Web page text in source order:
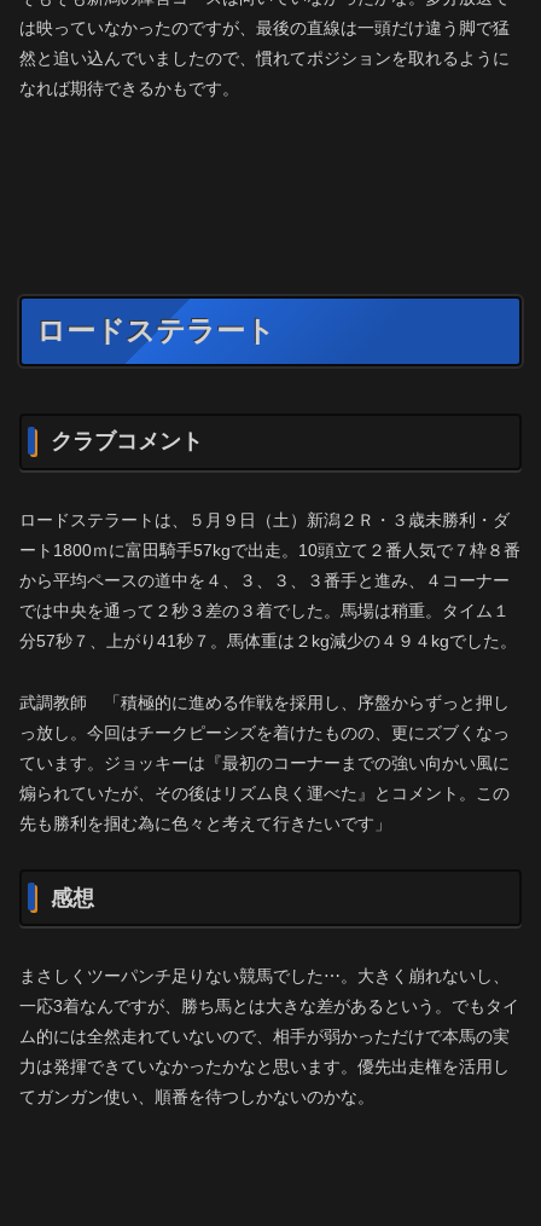
は映っていなかったのですが、最後の直線は一頭だけ違う脚で猛
然と追い込んでいましたので、慣れてポジションを取れるように
なれば期待できるかもです。
ロードステラート
クラブコメント
ロードステラートは、５月９日（土）新潟２Ｒ・３歳未勝利・ダ
ート1800ｍに富田騎手57kgで出走。10頭立て２番人気で７枠８番
から平均ペースの道中を４、３、３、３番手と進み、４コーナー
では中央を通って２秒３差の３着でした。馬場は稍重。タイム１
分57秒７、上がり41秒７。馬体重は２kg減少の４９４kgでした。
武調教師 「積極的に進める作戦を採用し、序盤からずっと押し
っ放し。今回はチークピーシズを着けたものの、更にズブくなっ
ています。ジョッキーは『最初のコーナーまでの強い向かい風に
煽られていたが、その後はリズム良く運べた』とコメント。この
先も勝利を掴む為に色々と考えて行きたいです」
感想
まさしくツーパンチ足りない競馬でした⋯。大きく崩れないし、
一応3着なんですが、勝ち馬とは大きな差があるという。でもタイ
ム的には全然走れていないので、相手が弱かっただけで本馬の実
力は発揮できていなかったかなと思います。優先出走権を活用し
てガンガン使い、順番を待つしかないのかな。